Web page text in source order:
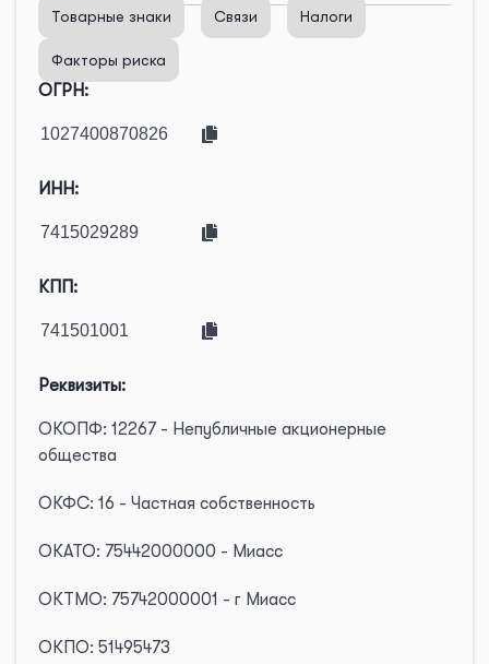
Товарные знаки Связи Налоги
Факторы риска
ОГРН:
ИНН:
КПП:
Реквизиты:
ОКОПФ: 12267 - Непубличные акционерные
общества
ОКФС: 16 - Частная собственность
ОКАТО: 75442000000 - Миасс
ОКТМО: 75742000001 - г Миасс
ОКПО: 51495473